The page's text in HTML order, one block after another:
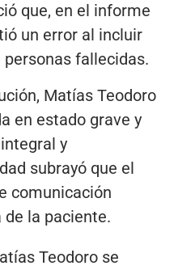
que, en el informe
un error al incluir
fallecidas.
Matías Teodoro
en estado grave y
y
subrayó que el
comunicación
la paciente.
Teodoro se